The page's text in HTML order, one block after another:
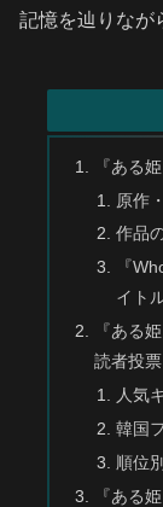
記憶を辿りなが
『ある
原作
作品
『
イト
『ある
読者投票
人気
韓国
順位
『ある